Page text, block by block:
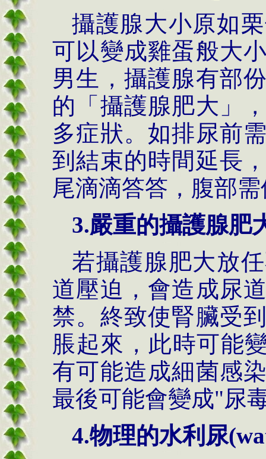
攝護腺大小原如
可以變成雞蛋般大
男生，攝護腺有部
的「攝護腺肥大」
多症狀。如排尿前
到結束的時間延長
尾滴滴答答，腹部
3.嚴重的攝護腺肥
若攝護腺肥大放
道壓迫，會造成尿
禁。終致使腎臟受
脹起來，此時可能
有可能造成細菌感
最後可能會變成"尿
4.物理的水利尿